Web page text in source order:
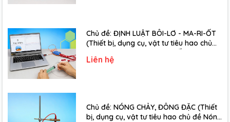
Chủ đề: ĐỊNH LUẬT BÔI-LƠ - MA-RI-ỐT
(Thiết bị, dụng cụ, vật tư tiêu hao chủ
Liên hệ
Chủ đề: NÓNG CHẢY, ĐÔNG ĐẶC (Thiết
bị, dụng cụ, vật tư tiêu hao chủ đề Nóng